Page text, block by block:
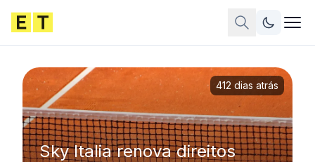
Sky Italia renova direitos
412 dias atrás